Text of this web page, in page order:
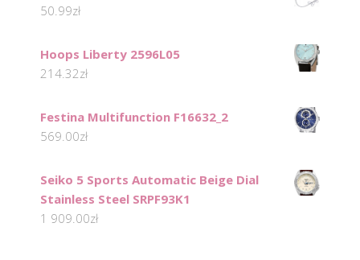
50.99zł
Hoops Liberty 2596L05
214.32zł
Festina Multifunction F16632_2
569.00zł
Seiko 5 Sports Automatic Beige Dial
Stainless Steel SRPF93K1
1 909.00zł